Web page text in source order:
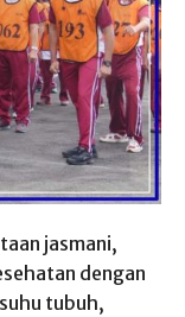
jasmani,
dengan
tubuh,